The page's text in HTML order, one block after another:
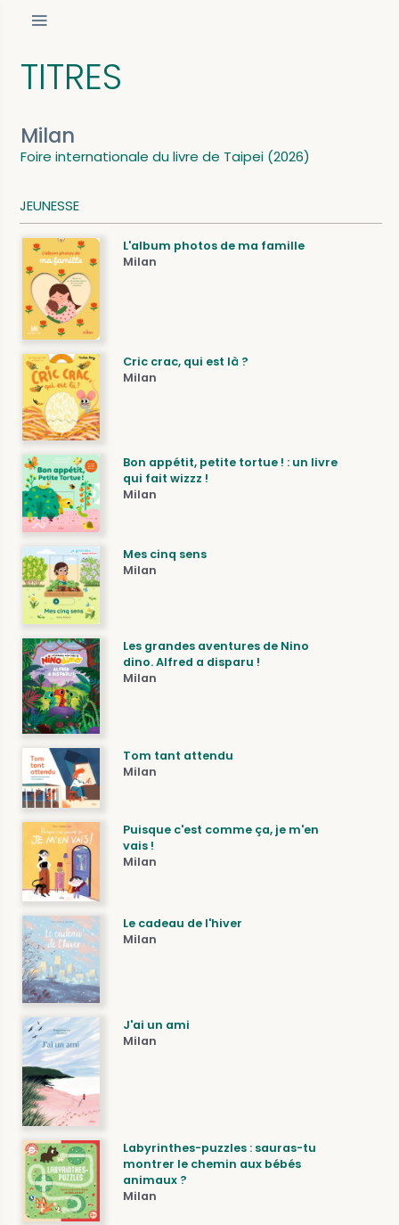
TITRES
Milan
Foire internationale du livre de Taipei (2026)
JEUNESSE
L'album photos de ma famille
Milan
Cric crac, qui est là ?
Milan
Bon appétit, petite tortue ! : un livre
qui fait wizzz !
Milan
Mes cinq sens
Milan
Les grandes aventures de Nino
dino. Alfred a disparu !
Milan
Tom tant attendu
Milan
Puisque c'est comme ça, je m'en
vais !
Milan
Le cadeau de l'hiver
Milan
J'ai un ami
Milan
Labyrinthes-puzzles : sauras-tu
montrer le chemin aux bébés
animaux ?
Milan